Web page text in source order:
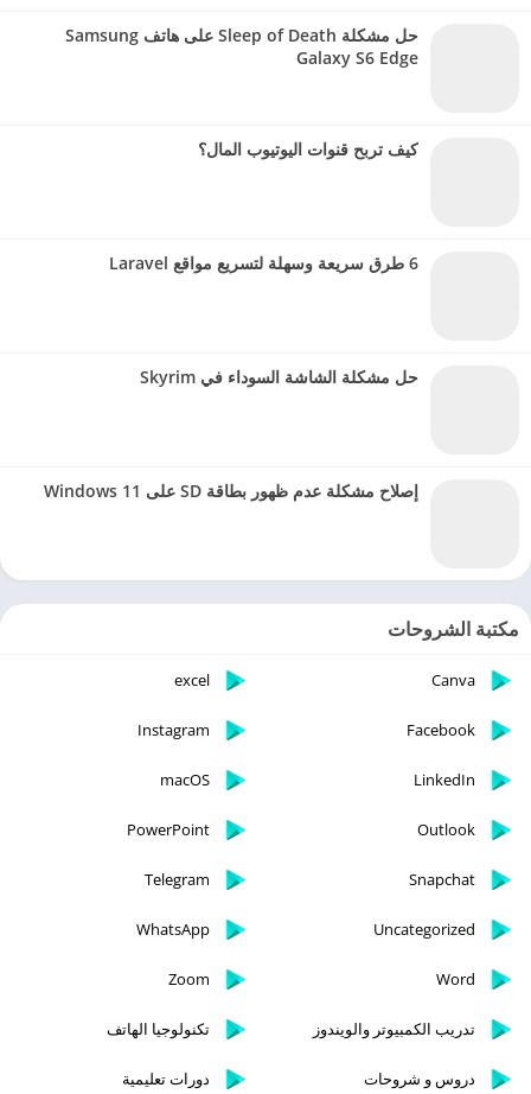
حل مشكلة Sleep of Death على هاتف Samsung
Galaxy S6 Edge
كيف تربح قنوات اليوتيوب المال؟
6 طرق سريعة وسهلة لتسريع مواقع Laravel
حل مشكلة الشاشة السوداء في Skyrim
إصلاح مشكلة عدم ظهور بطاقة SD على Windows 11
مكتبة الشروحات
Canva
excel
Facebook
Instagram
LinkedIn
macOS
Outlook
PowerPoint
Snapchat
Telegram
Uncategorized
WhatsApp
Word
Zoom
تدريب الكمبيوتر والويندوز تكنولوجيا الهاتف
دروس و شروحات دورات تعليمية